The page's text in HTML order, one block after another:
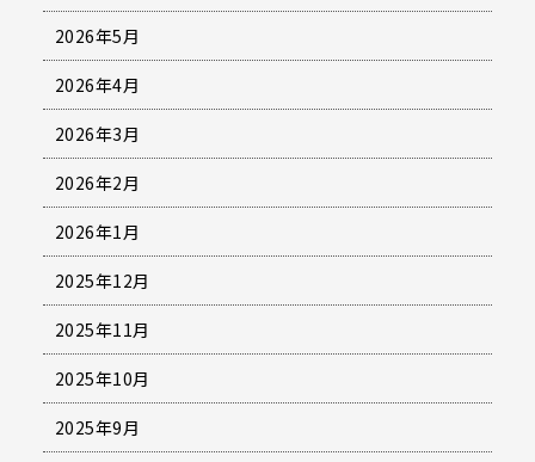
2026年5月
2026年4月
2026年3月
2026年2月
2026年1月
2025年12月
2025年11月
2025年10月
2025年9月